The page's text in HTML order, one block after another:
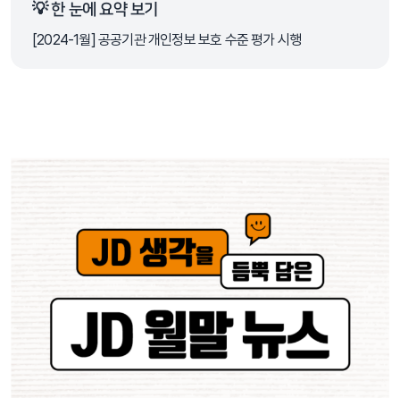
💡 한 눈에 요약 보기
[2024-1월] 공공기관 개인정보 보호 수준 평가 시행